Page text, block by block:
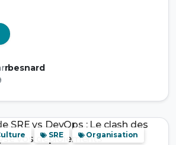
rbesnard
SRE Organisation